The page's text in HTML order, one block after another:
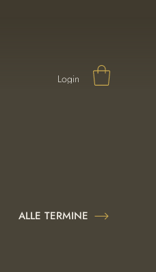
Login
ALLE TERMINE